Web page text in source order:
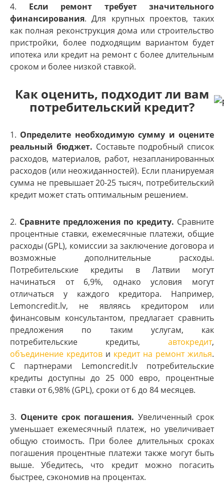
4. Если ремонт требует значительного
финансирования. Для крупных проектов, таких
как полная реконструкция дома или строительство
пристройки, более подходящим вариантом будет
ипотека или кредит на ремонт с более длительным
сроком и более низкой ставкой.
Как оценить, подходит ли вам
потребительский кредит?
1. Определите необходимую сумму и оцените
реальный бюджет. Составьте подробный список
расходов, материалов, работ, незапланированных
расходов (или неожиданностей). Если планируемая
сумма не превышает 20-25 тысяч, потребительский
кредит может стать оптимальным решением.
2. Сравните предложения по кредиту. Сравните
процентные ставки, ежемесячные платежи, общие
расходы (GPL), комиссии за заключение договора и
возможные дополнительные расходы.
Потребительские кредиты в Латвии могут
начинаться от 6,9%, однако условия могут
отличаться у каждого кредитора. Например,
Lemoncredit.lv, не являясь кредитором или
финансовым консультантом, предлагает сравнить
предложения по таким услугам, как
потребительские кредиты, автокредит,
объединение кредитов и кредит на ремонт жилья.
С партнерами Lemoncredit.lv потребительские
кредиты доступны до 25 000 евро, процентные
ставки от 6,98% (GPL), сроки от 6 до 84 месяцев.
3. Оцените срок погашения. Увеличенный срок
уменьшает ежемесячный платеж, но увеличивает
общую стоимость. При более длительных сроках
погашения процентные платежи также могут быть
выше. Убедитесь, что кредит можно погасить
быстрее, сэкономив на процентах.